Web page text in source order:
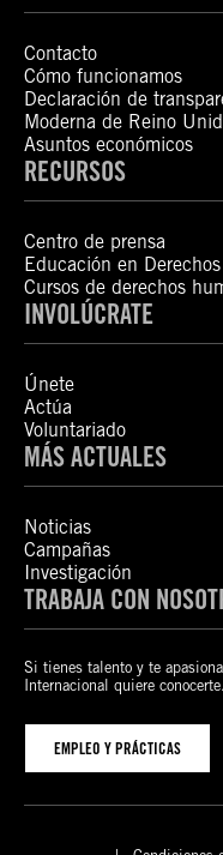
Contacto
Cómo funcionamos
Declaración de
Moderna de Reino
Asuntos económicos
RECURSOS
Centro de prensa
Educación en
Cursos de derechos
INVOLÚCRATE
Únete
Actúa
Voluntariado
MÁS ACTUALES
Noticias
Campañas
Investigación
TRABAJA CON
Si tienes talento y te
Internacional quiere conocerte.
EMPLEO Y PRÁCTICAS